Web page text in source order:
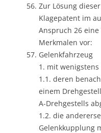
Zur Lösung
Klagepatent im
Anspruch 26
Merkmalen vor:
Gelenkfahrzeug
1. mit wenigstens
1.1. deren
einem
A-Drehgestells
1.2. die
Gelenkkupplung